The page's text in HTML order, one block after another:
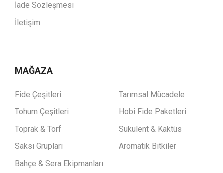
İade Sözleşmesi
İletişim
MAĞAZA
Fide Çeşitleri
Tohum Çeşitleri
Toprak & Torf
Saksı Grupları
Bahçe & Sera Ekipmanları
Tarımsal Mücadele
Hobi Fide Paketleri
Sukulent & Kaktüs
Aromatik Bitkiler